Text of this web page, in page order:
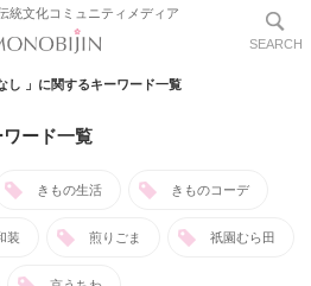
し 」に関するキーワード一覧
ワード一覧
きもの生活 きものコーデ
装 煎りごま 祇園むら田
統文化コミュニティメディア
SEARCH